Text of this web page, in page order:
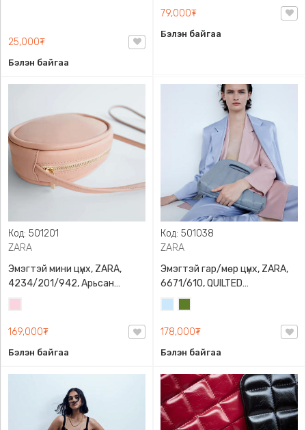
9789919235192
25,000₮
Бэлэн байгаа
79,000₮
Бэлэн байгаа
Код: 501201
ZARA
Эмэгтэй мини цүнх, ZARA,
4234/201/942, Арьсан
материалтай, LIMITED EDITION
OVAL LEATHER HANDBAG TRF
169,000₮
Бэлэн байгаа
Код: 501038
ZARA
Эмэгтэй гар/мөр цүнх, ZARA,
6671/610, QUILTED
CROSSBODY BAG WITH HANDLE
178,000₮
Бэлэн байгаа